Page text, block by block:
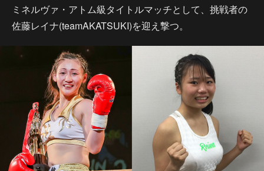
ミネルヴァ・アトム級タイトルマッチとして、挑戦者の
佐藤レイナ(teamAKATSUKI)を迎え撃つ。